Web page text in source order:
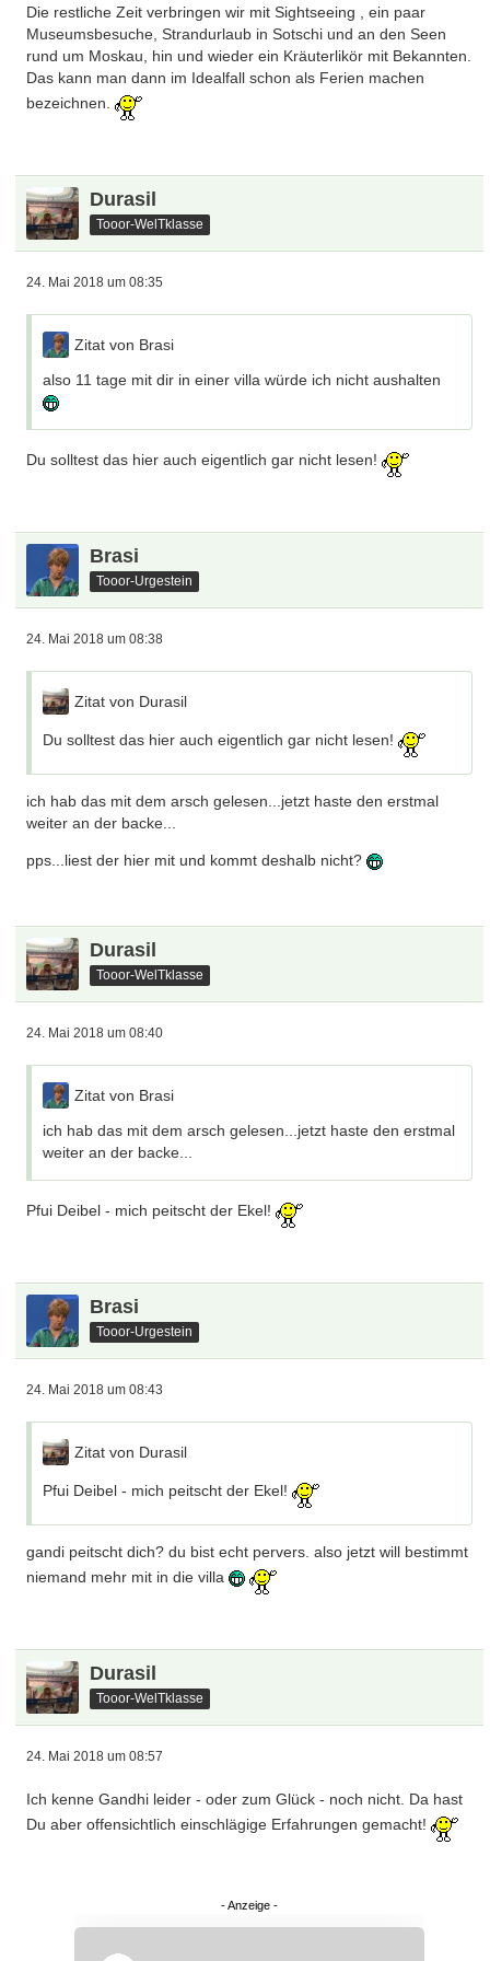
Die restliche Zeit verbringen wir mit Sightseeing , ein paar
Museumsbesuche, Strandurlaub in Sotschi und an den Seen
rund um Moskau, hin und wieder ein Kräuterlikör mit Bekannten.
Das kann man dann im Idealfall schon als Ferien machen
bezeichnen.
Durasil
Tooor-WelTklasse
24. Mai 2018 um 08:35
Zitat von Brasi
also 11 tage mit dir in einer villa würde ich nicht aushalten
Du solltest das hier auch eigentlich gar nicht lesen!
Brasi
Tooor-Urgestein
24. Mai 2018 um 08:38
Zitat von Durasil
Du solltest das hier auch eigentlich gar nicht lesen!
ich hab das mit dem arsch gelesen...jetzt haste den erstmal
weiter an der backe...
pps...liest der hier mit und kommt deshalb nicht?
Durasil
Tooor-WelTklasse
24. Mai 2018 um 08:40
Zitat von Brasi
ich hab das mit dem arsch gelesen...jetzt haste den erstmal
weiter an der backe...
Pfui Deibel - mich peitscht der Ekel!
Brasi
Tooor-Urgestein
24. Mai 2018 um 08:43
Zitat von Durasil
Pfui Deibel - mich peitscht der Ekel!
gandi peitscht dich? du bist echt pervers. also jetzt will bestimmt
niemand mehr mit in die villa
Durasil
Tooor-WelTklasse
24. Mai 2018 um 08:57
Ich kenne Gandhi leider - oder zum Glück - noch nicht. Da hast
Du aber offensichtlich einschlägige Erfahrungen gemacht!